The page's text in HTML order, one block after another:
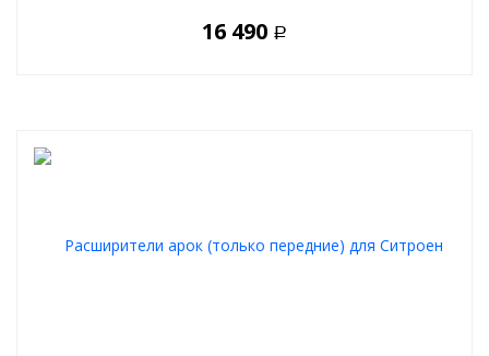
16 490 Р